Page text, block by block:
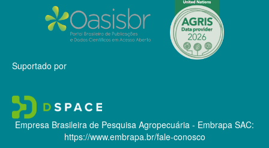
Suportado por
Empresa Brasileira de Pesquisa Agropecuária - Embrapa SAC:
https://www.embrapa.br/fale-conosco